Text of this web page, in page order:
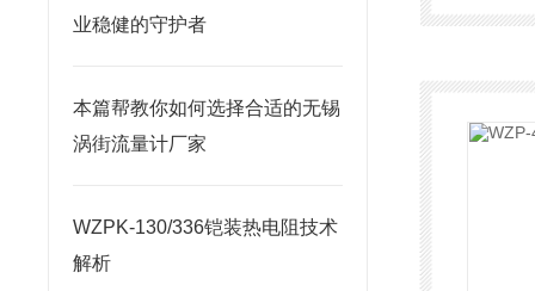
业稳健的守护者
本篇帮教你如何选择合适的无锡
涡街流量计厂家
WZPK-130/336铠装热电阻技术
解析